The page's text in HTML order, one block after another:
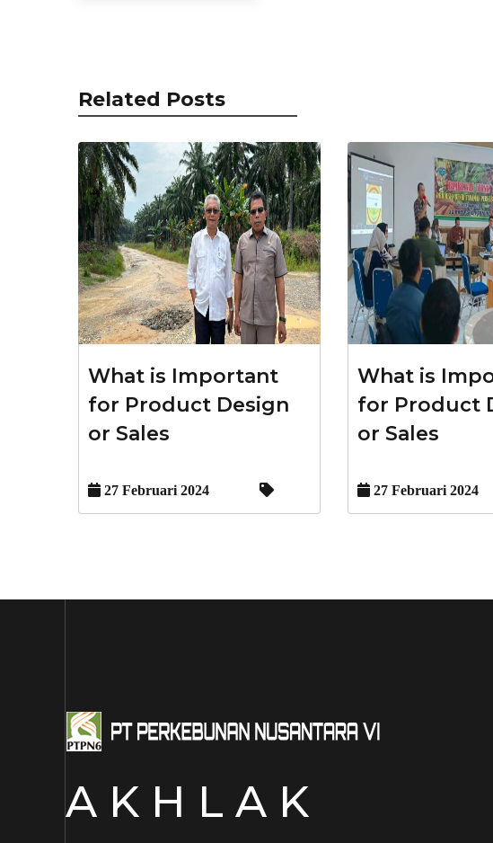
Related Posts
What is Important
for Product Design
or Sales
27 Februari 2024
What is
for Product
or Sales
27 Februari 2024
A K H L A K